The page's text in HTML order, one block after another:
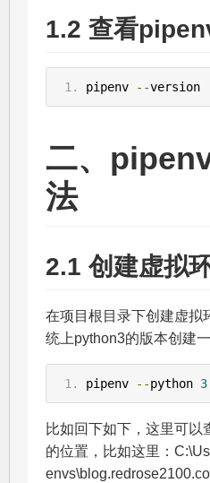
1.2 查看
pipenv --version
二、
法
2.1 创建虚拟
在项目根目录下创建虚拟
统上python3的版本创建
pipenv --python 3
比如回下如下，这里可以
的位置，比如这里：